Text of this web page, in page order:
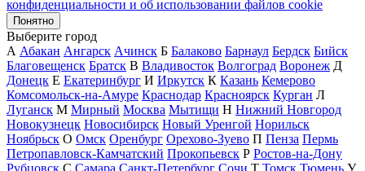
конфиденциальности и об использовании файлов cookie
Понятно
Выберите город
А Абакан Ангарск Ачинск Б Балаково Барнаул Бердск Бийск
Благовещенск Братск В Владивосток Волгоград Воронеж Д
Донецк Е Екатеринбург И Иркутск К Казань Кемерово
Комсомольск-на-Амуре Краснодар Красноярск Курган Л
Луганск М Мирный Москва Мытищи Н Нижний Новгород
Новокузнецк Новосибирск Новый Уренгой Норильск
Ноябрьск О Омск Оренбург Орехово-Зуево П Пенза Пермь
Петропавловск-Камчатский Прокопьевск Р Ростов-на-Дону
Рубцовск С Самара Санкт-Петербург Сочи Т Томск Тюмень У